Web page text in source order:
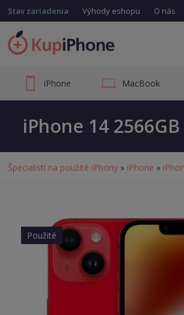
Stav zariadenia Výhody eshopu O nás
iPhone MacBook
iPhone 14
Špecialisti na použité iPhony » iPhone »
Použité